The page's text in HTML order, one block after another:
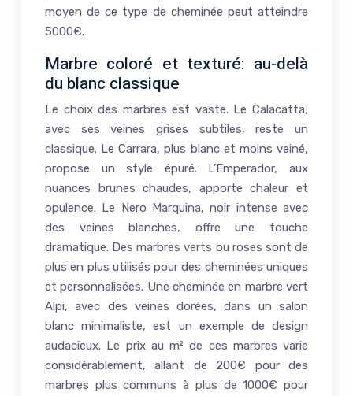
moyen de ce type de cheminée peut atteindre
5000€.
Marbre coloré et texturé: au-delà
du blanc classique
Le choix des marbres est vaste. Le Calacatta,
avec ses veines grises subtiles, reste un
classique. Le Carrara, plus blanc et moins veiné,
propose un style épuré. L’Emperador, aux
nuances brunes chaudes, apporte chaleur et
opulence. Le Nero Marquina, noir intense avec
des veines blanches, offre une touche
dramatique. Des marbres verts ou roses sont de
plus en plus utilisés pour des cheminées uniques
et personnalisées. Une cheminée en marbre vert
Alpi, avec des veines dorées, dans un salon
blanc minimaliste, est un exemple de design
audacieux. Le prix au m² de ces marbres varie
considérablement, allant de 200€ pour des
marbres plus communs à plus de 1000€ pour